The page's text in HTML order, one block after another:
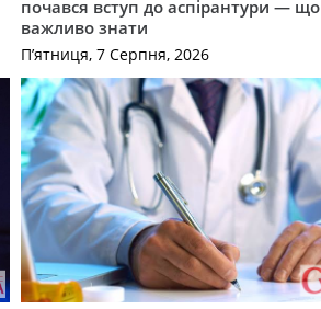
почався вступ до аспірантури — що
важливо знати
П’ятниця, 7 Серпня, 2026